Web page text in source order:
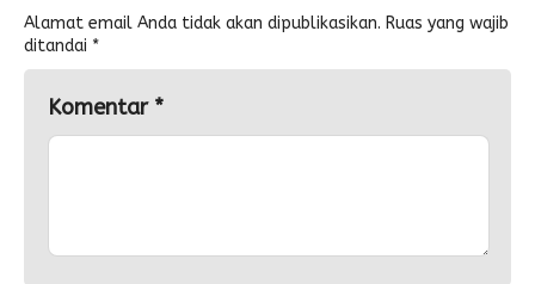
Alamat email Anda tidak akan dipublikasikan. Ruas yang wajib
ditandai *
Komentar *